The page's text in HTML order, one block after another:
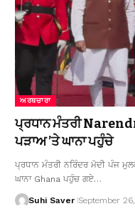
ਅਰਥਚਾਰਾ
ਪ੍ਰਧਾਨ ਮੰਤਰੀ
ਪੜਾਅ ’ਤੇ ਘਾਨਾ ਪਹੁੰਚੇ
ਪ੍ਰਧਾਨ ਮੰਤਰੀ ਨਰਿੰਦਰ ਮੋਦੀ ਪੰਜ
ਘਾਨਾ Ghana ਪਹੁੰਚ ਗਏ…
Suhi Saver September